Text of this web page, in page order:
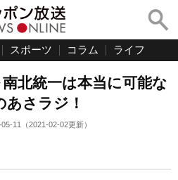
スポーツ コラム ライフ
北統一は本当に可能な
さラジ！
11 （2021-02-02更新）